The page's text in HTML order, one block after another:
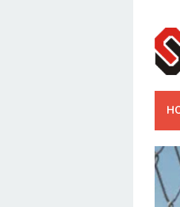
content